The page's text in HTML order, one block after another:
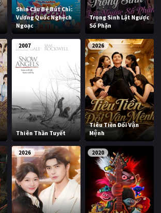
Shin Cậu Bé Bút Chì:
Vương Quốc Nghệch
Ngoạc
Trọng Sinh Lật Ngược
Số Phận
2007
Thiên Thần Tuyết
2026
Tiêu Tiền Đổi Vận
Mệnh
2026 2020